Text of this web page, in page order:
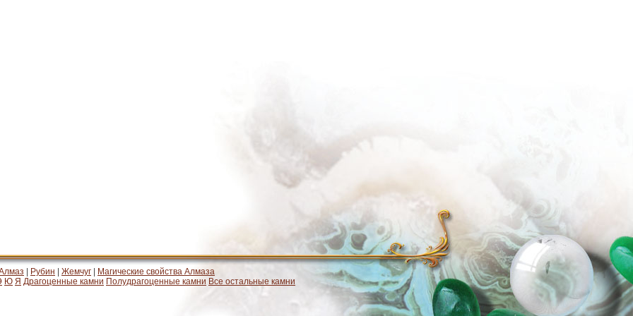
Рубин Жемчуг
Магические свойства Алмаза
Ю Я Драгоценные камни Полудрагоценные камни Все остальные камни